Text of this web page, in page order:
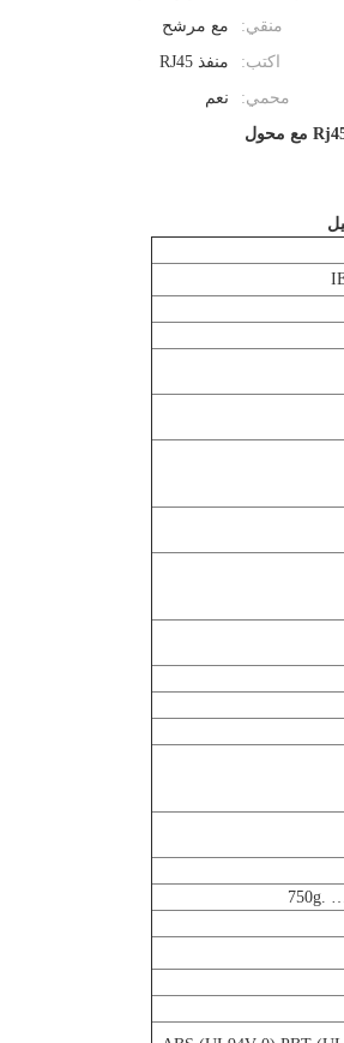
منقي:
مع مرشح
اكتب:
منفذ RJ45
محمي:
نعم